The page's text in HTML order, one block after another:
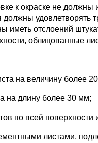
к окраске не должны
должны удовлетворять
отслоений
облицованные
на величину более
на длину более 30 мм;
по всей
листами,